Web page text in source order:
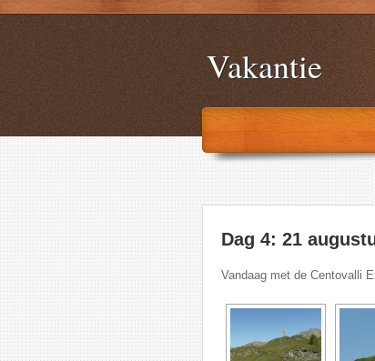
Vakantie
Dag 4: 21
Vandaag met de Centovalli